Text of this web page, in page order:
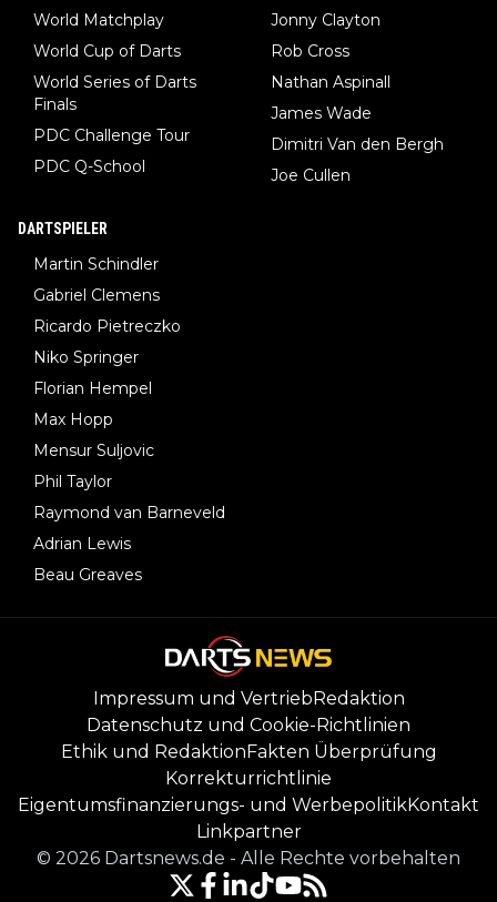
World Matchplay
World Cup of Darts
World Series of Darts
Finals
PDC Challenge Tour
PDC Q-School
Jonny Clayton
Rob Cross
Nathan Aspinall
James Wade
Dimitri Van den Bergh
Joe Cullen
DARTSPIELER
Martin Schindler
Gabriel Clemens
Ricardo Pietreczko
Niko Springer
Florian Hempel
Max Hopp
Mensur Suljovic
Phil Taylor
Raymond van Barneveld
Adrian Lewis
Beau Greaves
Impressum und VertriebRedaktion
Datenschutz und Cookie-Richtlinien
Ethik und RedaktionFakten Überprüfung
Korrekturrichtlinie
Eigentumsfinanzierungs- und WerbepolitikKontakt
Linkpartner
© 2026 Dartsnews.de - Alle Rechte vorbehalten